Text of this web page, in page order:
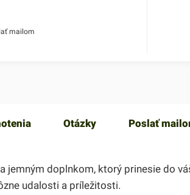
mailom
Otázky Poslať
jemným doplnkom, ktorý prinesie do
udalosti a príležitosti.